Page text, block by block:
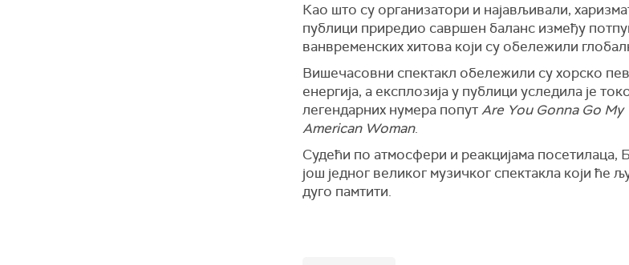
Као што су организатори и најављивали,
публици приредио савршен баланс између
ванвременских хитова који су обележили
Вишечасовни спектакл обележили су хорско
енергија, а експлозија у публици уследила је
легендарних нумера попутAre You Gonna Go My
American Woman.
Судећи по атмосфери и реакцијама посетилаца,
још једног великог музичког спектакла који ће
дуго памтити.